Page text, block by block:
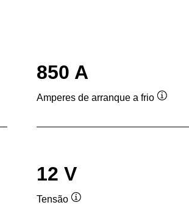
850 A
Amperes de arranque a frio
12 V
Tensão